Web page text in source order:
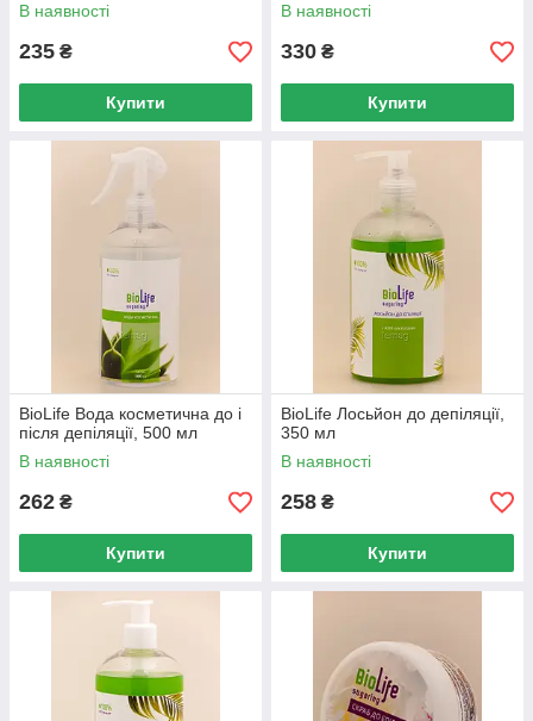
В наявності
235 ₴
Купити
В наявності
330 ₴
Купити
BioLife Вода косметична до і
після депіляції, 500 мл
В наявності
262 ₴
Купити
BioLife Лосьйон до депіляції,
350 мл
В наявності
258 ₴
Купити